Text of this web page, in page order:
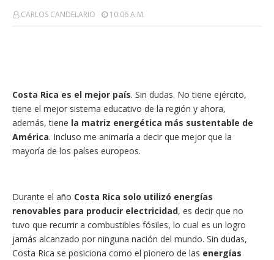
CARLOS CANDELARIO 10:06 A.m.
Costa Rica es el mejor país. Sin dudas. No tiene ejército,
tiene el mejor sistema educativo de la región y ahora,
además, tiene la matriz energética más sustentable de
América. Incluso me animaría a decir que mejor que la
mayoría de los países europeos.
Durante el año Costa Rica solo utilizó energías
renovables para producir electricidad, es decir que no
tuvo que recurrir a combustibles fósiles, lo cual es un logro
jamás alcanzado por ninguna nación del mundo. Sin dudas,
Costa Rica se posiciona como el pionero de las energías